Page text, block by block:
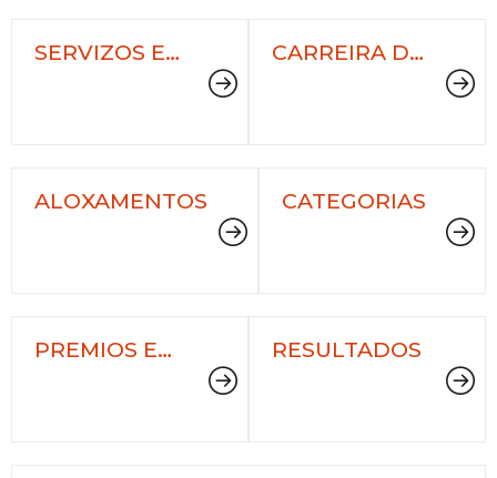
SERVIZOS E CARREIRA DE
ALOXAMENTOS CATEGORIAS
PREMIOS E RESULTADOS